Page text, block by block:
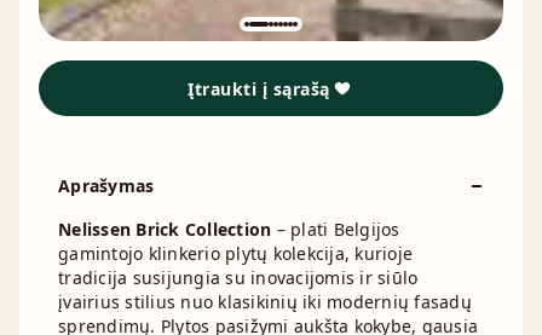
Įtraukti į sąrašą
Aprašymas
Nelissen Brick Collection – plati Belgijos
gamintojo klinkerio plytų kolekcija, kurioje
tradicija susijungia su inovacijomis ir siūlo
įvairius stilius nuo klasikinių iki modernių fasadų
sprendimų. Plytos pasižymi aukšta kokybe, gausia